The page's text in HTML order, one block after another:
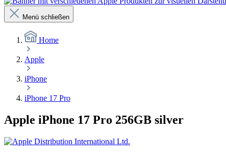
Menü schließen
Home
Apple
iPhone
iPhone 17 Pro
Apple iPhone 17 Pro 256GB silver